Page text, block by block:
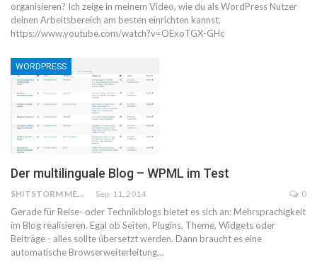
organisieren? Ich zeige in meinem Video, wie du als WordPress Nutzer
deinen Arbeitsbereich am besten einrichten kannst.
https://www.youtube.com/watch?v=OExoTGX-GHc
WORDPRESS
Der multilinguale Blog – WPML im Test
SHITSTORM MEDIA Sep. 11, 2014 0
Gerade für Reise- oder Technikblogs bietet es sich an: Mehrsprachigkeit
im Blog realisieren. Egal ob Seiten, Plugins, Theme, Widgets oder
Beiträge - alles sollte übersetzt werden. Dann braucht es eine
automatische Browserweiterleitung…